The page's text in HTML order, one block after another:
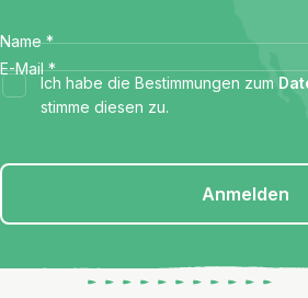
Name *
E-Mail *
Ich habe die Bestimmungen zum
stimme diesen zu.
Anmelden